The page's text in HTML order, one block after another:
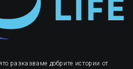
разказваме добрите истории от